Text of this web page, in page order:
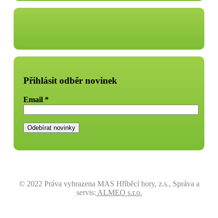
Přihlásit odběr novinek
Email *
© 2022 Práva vyhrazena MAS Hříběcí hory, z.s., Správa a
servis: ALMEO s.r.o.